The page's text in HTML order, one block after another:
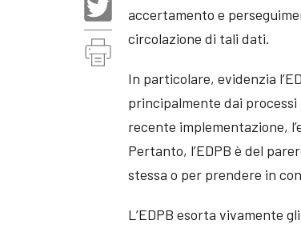
accertamento e
circolazione di tali dati.
In particolare, evidenzia
principalmente dai
recente implementazione,
Pertanto, l’EDPB è del
stessa o per prendere in
L’EDPB esorta vivamente